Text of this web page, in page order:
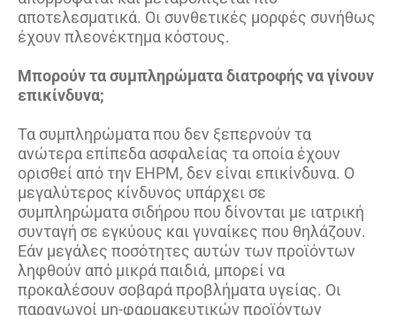
αποτελεσματικά. Οι συνθετικές μορφές συνήθως
έχουν πλεονέκτημα κόστους.
Μπορούν τα συμπληρώματα διατροφής να γίνουν
επικίνδυνα;
Τα συμπληρώματα που δεν ξεπερνούν τα
ανώτερα επίπεδα ασφαλείας τα οποία έχουν
ορισθεί από την EHPM, δεν είναι επικίνδυνα. Ο
μεγαλύτερος κίνδυνος υπάρχει σε
συμπληρώματα σιδήρου που δίνονται με ιατρική
συνταγή σε εγκύους και γυναίκες που θηλάζουν.
Εάν μεγάλες ποσότητες αυτών των προϊόντων
ληφθούν από μικρά παιδιά, μπορεί να
προκαλέσουν σοβαρά προβλήματα υγείας. Οι
παραγωγοί μη-φαρμακευτικών προϊόντων